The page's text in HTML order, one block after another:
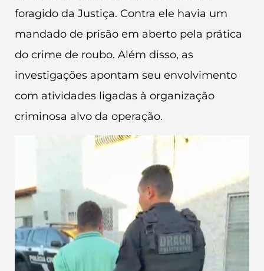
foragido da Justiça. Contra ele havia um
mandado de prisão em aberto pela prática
do crime de roubo. Além disso, as
investigações apontam seu envolvimento
com atividades ligadas à organização
criminosa alvo da operação.